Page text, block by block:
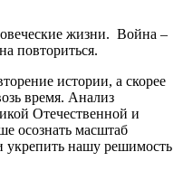
жизни. Война –
повториться.
истории, а скорее
время. Анализ
Отечественной и
осознать масштаб
укрепить нашу решимость